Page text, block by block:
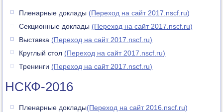
Пленарные доклады (Переход на сайт 2017.nscf.ru)
Секционные доклады (Переход на сайт 2017.nscf.ru)
Выставка (Переход на сайт 2017.nscf.ru)
Круглый стол (Переход на сайт 2017.nscf.ru)
Тренинги (Переход на сайт 2017.nscf.ru)
НСКФ-2016
Пленарные доклады(Переход на сайт 2016.nscf.ru)